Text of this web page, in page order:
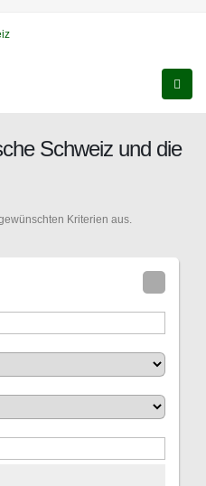
Schweiz und die
Kriterien aus.